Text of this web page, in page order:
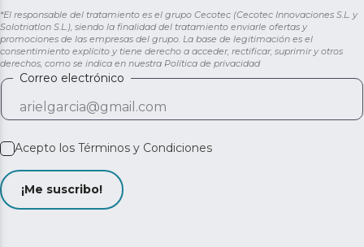
*El responsable del tratamiento es el grupo Cecotec (Cecotec Innovaciones S.L. y
Solotriatlon S.L.), siendo la finalidad del tratamiento enviarle ofertas y
promociones de las empresas del grupo. La base de legitimación es el
consentimiento explícito y tiene derecho a acceder, rectificar, suprimir y otros
derechos, como se indica en nuestra Política de privacidad
Correo electrónico
Acepto los Términos y Condiciones
¡Me suscribo!